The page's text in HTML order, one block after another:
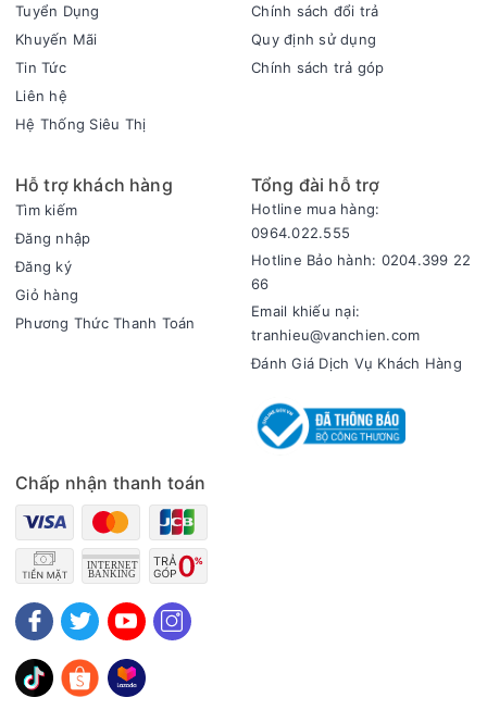
Công nghệ tiết kiệm điện
- Máy sử dụng Digital Inverter cho khả năng vận hành bền bỉ,
giảm tiêu thụ điện năng đáng kể so với dòng máy sấy thông
Công nghệ sấy
- Optimal Dry cảm biến độ ẩm và nhiệt độ, giúp kiểm soát
quá trình sấy chính xác, tối ưu hiệu quả và tiết kiệm thời gian.
Tuyển Dụng
Khuyến Mãi
Tin Tức
Liên hệ
Hệ Thống Siêu Thị
Chính sách đổi trả
Quy định sử dụng
Chính sách trả góp
Hỗ trợ khách hàng
Tìm kiếm
Đăng nhập
Đăng ký
Giỏ hàng
Phương Thức Thanh Toán
Tổng đài hỗ trợ
Hotline mua hàng:
0964.022.555
Hotline Bảo hành: 0204.399 22
66
Email khiếu nại:
tranhieu@vanchien.com
Đánh Giá Dịch Vụ Khách Hàng
Chấp nhận thanh toán